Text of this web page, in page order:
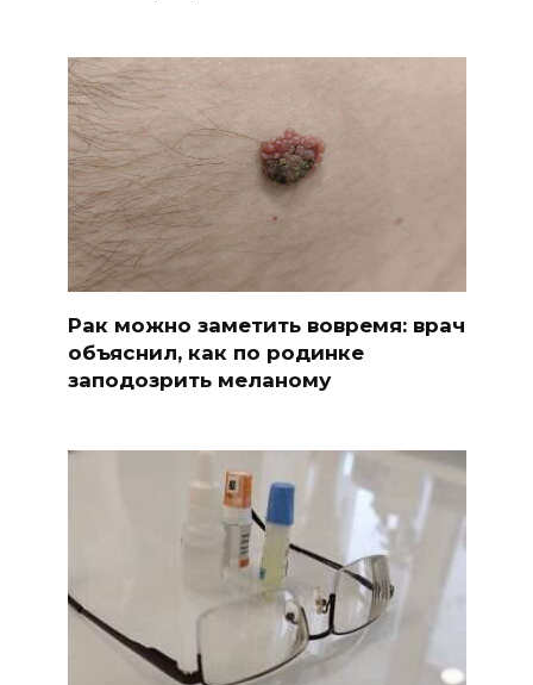
Рак можно заметить вовремя: врач
объяснил, как по родинке
заподозрить меланому